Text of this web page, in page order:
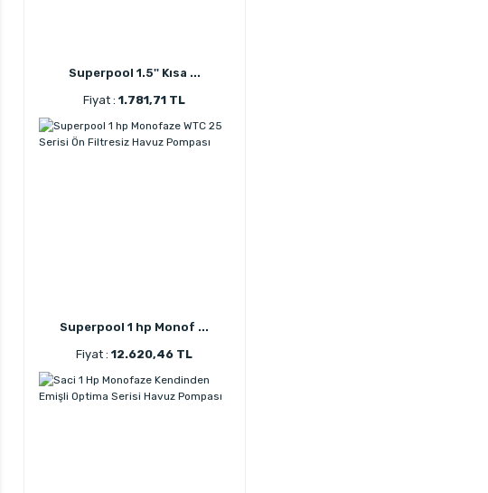
Superpool 1.5'' Kısa ...
Fiyat :1.781,71 TL
Superpool 1 hp Monof ...
Fiyat :12.620,46 TL